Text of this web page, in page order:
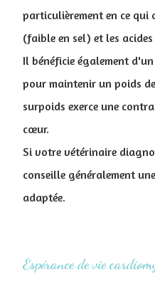
particulièrement en ce qui
(faible en sel) et les acides
Il bénéficie également
pour maintenir un poids
surpoids exerce une
cœur.
Si votre vétérinaire
conseille généralement
adaptée.
Espérance de vie